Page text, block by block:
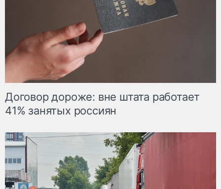
Договор дороже: вне штата работает
41% занятых россиян